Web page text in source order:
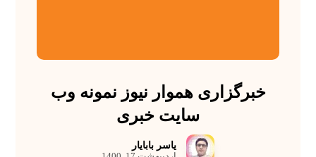
خبرگزاری هموار نیوز نمونه وب
سایت خبری
یاسر بابایار